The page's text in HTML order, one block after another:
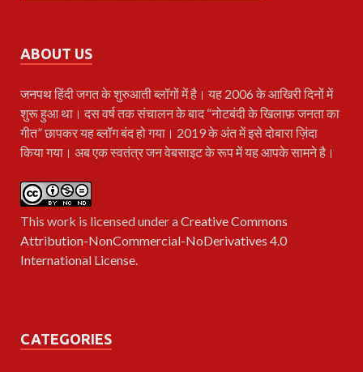
ABOUT US
जनपथहिंदी जगत के शुरुआती ब्लॉगों में है। यह 2006 के आखिरी दिनों में
शुरू हुआ था। दस वर्ष तक संचालन के बाद “नोटबंदी के खिलाफ़ जनता का
गीत” छापकर यह ब्लॉग बंद हो गया। 2019 के अंत में इसे दोबारा ज़िंदा
किया गया। अब एक स्वतंत्र जन वेबसाइट के रूप में यह आपके सामने है।
This work is licensed under aCreative Commons
Attribution-NonCommercial-NoDerivatives 4.0
International License.
CATEGORIES